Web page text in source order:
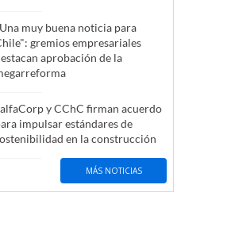
muy buena noticia para
gremios empresariales
aprobación de la
y CChC firman acuerdo
impulsar estándares de
en la construcción
MÁS NOTICIAS